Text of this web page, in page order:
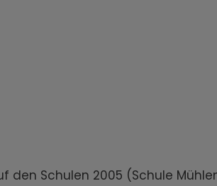
Schulen 2005 (Schule